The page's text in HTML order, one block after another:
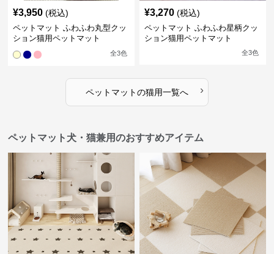
¥3,950 (税込)
ペットマット ふわふわ丸型クッ
ション猫用ペットマット
全3色
¥3,270 (税込)
ペットマット ふわふわ星柄クッ
ション猫用ペットマット
全3色
ペットマットの猫用一覧へ ›
ペットマット犬・猫兼用のおすすめアイテム